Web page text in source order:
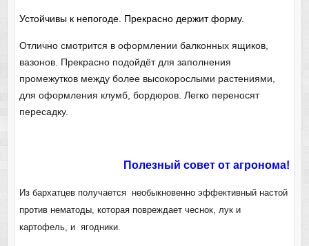
Устойчивы к непогоде. Прекрасно держит форму.
Отлично смотрится в оформлении балконных ящиков,
вазонов. Прекрасно подойдёт для заполнения
промежутков между более высокорослыми растениями,
для оформления клумб, бордюров. Легко переносят
пересадку.
Полезный совет от агронома!
Из бархатцев получается необыкновенно эффективный настой
против нематоды, которая повреждает чеснок, лук и
картофель, и ягодники.